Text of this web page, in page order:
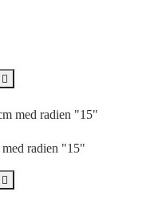

radien "15"
